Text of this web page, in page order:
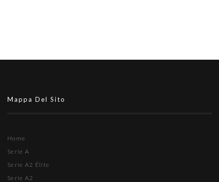
Mappa Del Sito
Home
Serie A
Serie A2 Élite
Serie A2